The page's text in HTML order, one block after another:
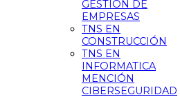
GESTIÓN DE
EMPRESAS
TNS EN
CONSTRUCCIÓN
TNS EN
INFORMATICA
MENCIÓN
CIBERSEGURIDAD